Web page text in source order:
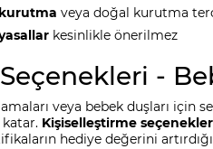
kurutma veya doğal kurutma
kesinlikle önerilmez
-
veya bebek duşları için
Kişiselleştirme
hediye değerini